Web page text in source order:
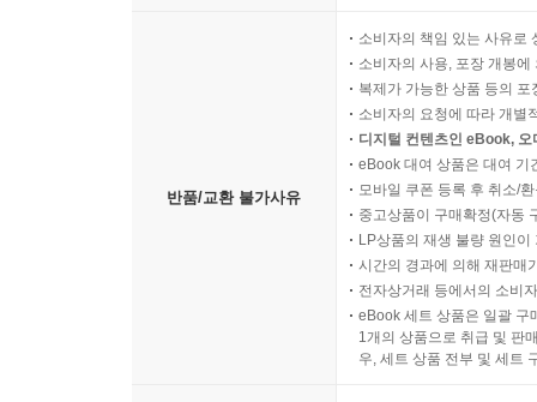
반품/교환 불가사유
소비자의 책임 있는 사유로
소비자의 사용, 포장 개봉
복제가 가능한 상품 등의
소비자의 요청에 따라 개별
디지털 컨텐츠인 eBook,
eBook 대여 상품은 대여 기
모바일 쿠폰 등록 후 취소/
중고상품이 구매확정(자동
LP상품의 재생 불량 원인
시간의 경과에 의해 재판매
전자상거래 등에서의 소비
eBook 세트 상품은 일괄 구
1개의 상품으로 취급 및 판
우, 세트 상품 전부 및 세트